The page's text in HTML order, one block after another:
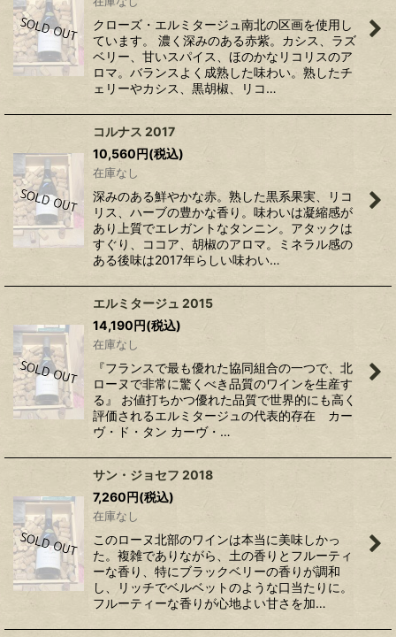
クローズ・エルミタージュ南北の区画を使用し
ています。 濃く深みのある赤紫。カシス、ラズ
ベリー、甘いスパイス、ほのかなリコリスのア
ロマ。バランスよく成熟した味わい。熟したチ
ェリーやカシス、黒胡椒、リコ…
コルナス 2017
10,560円(税込)
在庫なし
深みのある鮮やかな赤。熟した黒系果実、リコ
リス、ハーブの豊かな香り。味わいは凝縮感が
あり上質でエレガントなタンニン。アタックは
すぐり、ココア、胡椒のアロマ。ミネラル感の
ある後味は2017年らしい味わい…
エルミタージュ 2015
14,190円(税込)
在庫なし
『フランスで最も優れた協同組合の一つで、北
ローヌで非常に驚くべき品質のワインを生産す
る』 お値打ちかつ優れた品質で世界的にも高く
評価されるエルミタージュの代表的存在 カー
ヴ・ド・タン カーヴ・…
サン・ジョセフ 2018
7,260円(税込)
在庫なし
このローヌ北部のワインは本当に美味しかっ
た。複雑でありながら、土の香りとフルーティ
ーな香り、特にブラックベリーの香りが調和
し、リッチでベルベットのような口当たりに。
フルーティーな香りが心地よい甘さを加…